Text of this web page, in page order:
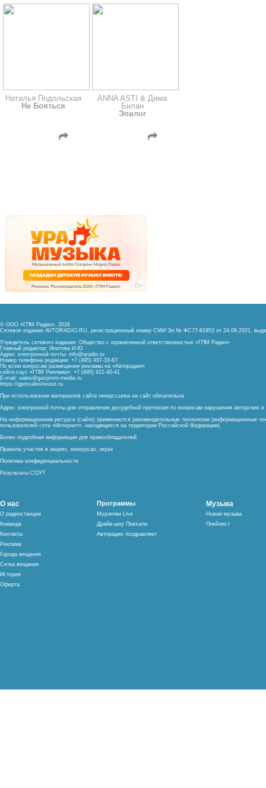
Наталья Подольская
Не Бояться
ANNA ASTI & Дима
Билан
Эпилог
© ООО «ГПМ Радио», 2026
Сетевое издание AVTORADIO.RU, регистрационный номер СМИ Эл № ФС77-81953 от 24.09.2021,
Учредитель сетевого издания: Общество с ограниченной ответственностью «ГПМ Радио»
Главный редактор: Ипатова И.Ю.
Адрес электронной почты: info@aradio.ru
Номер телефона редакции: +7 (495) 937-33-67
По всем вопросам размещения рекламы на «Авторадио»
сейлз-хаус «ГПМ Реклама»: +7 (495) 921-40-41
E-mail: sales@gazprom-media.ru
https://gpmsaleshouse.ru
При использовании материалов сайта гиперссылка на сайт обязательна
Адрес электронной почты для отправления досудебной претензии по вопросам нарушения авторских
На информационном ресурсе (сайте) применяются рекомендательные технологии (информационные
пользователей сети «Интернет», находящихся на территории Российской Федерации)
Более подробная информация для правообладателей
Правила участия в акциях, конкурсах, играх
Политика конфиденциальности
Результаты СОУТ
О нас
О радиостанции
Команда
Контакты
Реклама
Города вещания
Сетка вещания
История
Оферта
Программы
Мурзилки Live
Драйв-шоу Поехали
Авторадио поздравляет
Музыка
Новая музыка
Плейлист